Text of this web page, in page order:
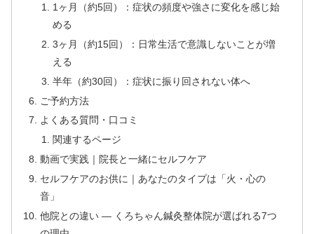
1ヶ月（約5回）：症状の頻度や強さに変化を感じ始
める
3ヶ月（約15回）：日常生活で意識しないことが増
える
半年（約30回）：症状に振り回されない体へ
ご予約方法
よくある質問・口コミ
関連するページ
動画で実践｜院長と一緒にセルフケア
セルフケアのお供に｜あなたのタイプは「火・心の
音」
他院との違い — くろちゃん鍼灸整体院が選ばれる7つ